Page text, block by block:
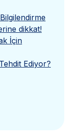
dikkat!
İçin
Ediyor?